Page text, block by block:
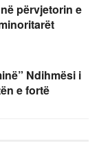
përvjetorin e
Ndihmësi i
e fortë